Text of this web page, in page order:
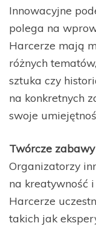
Innowacyjne
polega na
Harcerze mają
różnych
sztuka czy
na konkretnych
swoje
Twórcze
Organizatorzy
na kreatywność
Harcerze
takich jak